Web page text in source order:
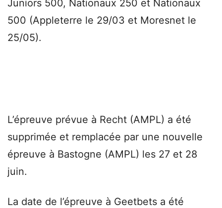
Juniors 500, Nationaux 250 et Nationaux
500 (Appleterre le 29/03 et Moresnet le
25/05).
L’épreuve prévue à Recht (AMPL) a été
supprimée et remplacée par une nouvelle
épreuve à Bastogne (AMPL) les 27 et 28
juin.
La date de l’épreuve à Geetbets a été